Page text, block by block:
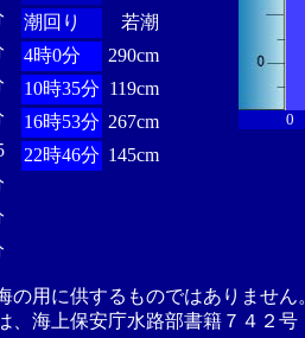
潮回り
若潮
4時0分
290cm
10時35分 119cm
16時53分 267cm
22時46分 145cm
0
の用に供するものではありませ
、海上保安庁水路部書籍７４２